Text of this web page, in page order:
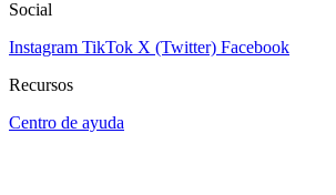
Social
Instagram TikTok X (Twitter) Facebook
Recursos
Centro de ayuda